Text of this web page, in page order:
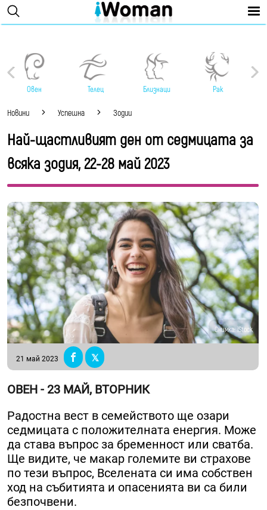
Овен Телец Близнаци Рак
Новини Успешна Зодии
Най-щастливият ден от седмицата за
всяка зодия, 22-28 май 2023
Снимка: iStock
21 май 2023
ОВЕН - 23 МАЙ, ВТОРНИК
Радостна вест в семейството ще озари
седмицата с положителната енергия. Може
да става въпрос за бременност или сватба.
Ще видите, че макар големите ви страхове
по тези въпрос, Вселената си има собствен
ход на събитията и опасенията ви са били
безпочвени.